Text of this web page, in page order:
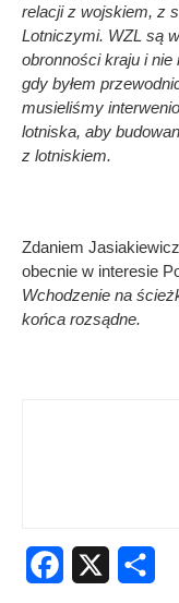
relacji z wojskiem, z
Lotniczymi. WZL są
obronności kraju i
gdy byłem
musieliśmy
lotniska, aby
z lotniskiem.
Zdaniem
obecnie w interesie
Wchodzenie na
końca rozsądne.
Facebook